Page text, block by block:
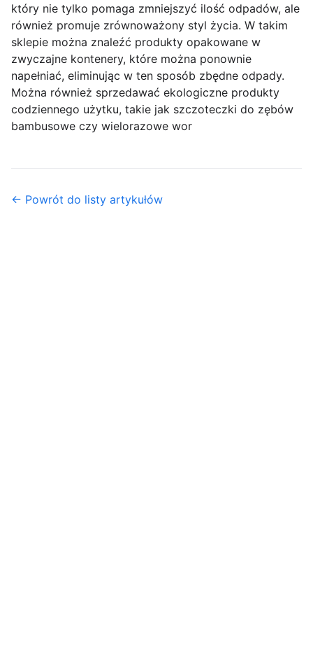
który nie tylko pomaga zmniejszyć ilość odpadów, ale
również promuje zrównoważony styl życia. W takim
sklepie można znaleźć produkty opakowane w
zwyczajne kontenery, które można ponownie
napełniać, eliminując w ten sposób zbędne odpady.
Można również sprzedawać ekologiczne produkty
codziennego użytku, takie jak szczoteczki do zębów
bambusowe czy wielorazowe wor
← Powrót do listy artykułów